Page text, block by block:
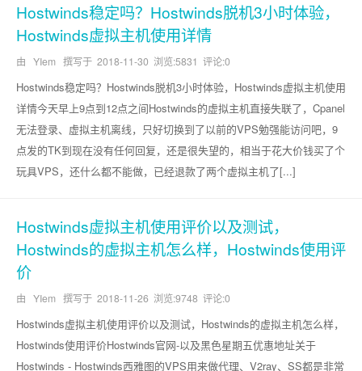
Hostwinds稳定吗？Hostwinds脱机3小时体验，
Hostwinds虚拟主机使用详情
由 YIem 撰写于 2018-11-30 浏览:5831 评论:0
Hostwinds稳定吗？Hostwinds脱机3小时体验，Hostwinds虚拟主机使用
详情今天早上9点到12点之间Hostwinds的虚拟主机直接失联了，Cpanel
无法登录、虚拟主机离线，只好切换到了以前的VPS勉强能访问吧，9
点发的TK到现在没有任何回复，还是很失望的，相当于花大价钱买了个
玩具VPS，还什么都不能做，已经退款了两个虚拟主机了[...]
Hostwinds虚拟主机使用评价以及测试，
Hostwinds的虚拟主机怎么样，Hostwinds使用评
价
由 YIem 撰写于 2018-11-26 浏览:9748 评论:0
Hostwinds虚拟主机使用评价以及测试，Hostwinds的虚拟主机怎么样，
Hostwinds使用评价Hostwinds官网-以及黑色星期五优惠地址关于
Hostwinds - Hostwinds西雅图的VPS用来做代理、V2ray、SS都是非常